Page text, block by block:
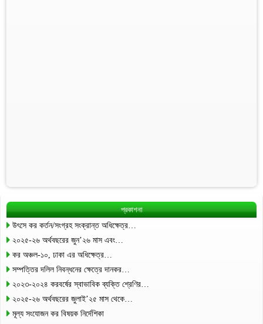
প্রকাশনা
উৎসে কর কর্তন/সংগ্রহ সংক্রান্ত অধিক্ষেত্র…
২০২৫-২৬ অর্থবছরের জুন’২৬ মাস এবং…
কর অঞ্চল-১০, ঢাকা এর অধিক্ষেত্র…
সম্পত্তির দলিল নিবন্ধনের ক্ষেত্রে দানকর…
২০২৩-২০২৪ করবর্ষের স্বাভাবিক ব্যক্তি শ্রেণির…
২০২৫-২৬ অর্থবছরের জুলাই’২৫ মাস থেকে…
মূল্য সংযোজন কর বিষয়ক নির্দেশিকা